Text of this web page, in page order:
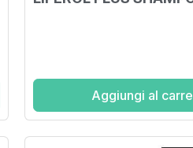
Aggiungi al